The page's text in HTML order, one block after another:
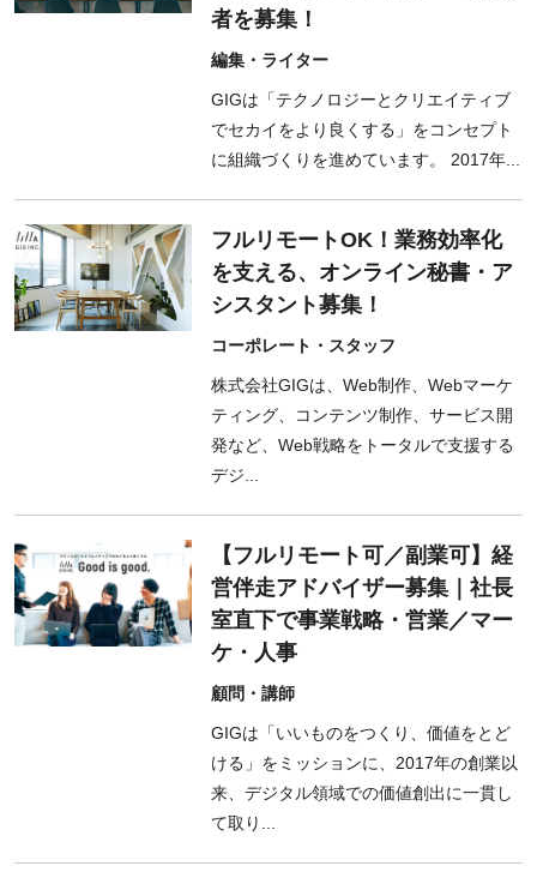
者を募集！
編集・ライター
GIGは「テクノロジーとクリエイティブ
でセカイをより良くする」をコンセプト
に組織づくりを進めています。 2017年...
フルリモートOK！業務効率化
を支える、オンライン秘書・ア
シスタント募集！
コーポレート・スタッフ
株式会社GIGは、Web制作、Webマーケ
ティング、コンテンツ制作、サービス開
発など、Web戦略をトータルで支援する
デジ...
【フルリモート可／副業可】経
営伴走アドバイザー募集｜社長
室直下で事業戦略・営業／マー
ケ・人事
顧問・講師
GIGは「いいものをつくり、価値をとど
ける」をミッションに、2017年の創業以
来、デジタル領域での価値創出に一貫し
て取り...